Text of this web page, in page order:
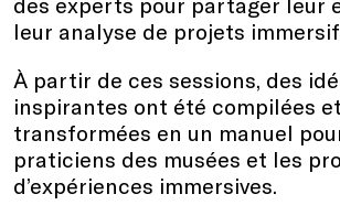
leur analyse de projets
À partir de ces sessions, des
inspirantes ont été compilées et
transformées en un manuel
praticiens des musées et les
d’expériences immersives.